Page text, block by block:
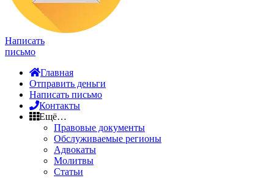
Написать
письмо
Главная
Отправить деньги
Написать письмо
Контакты
Ещё…
Правовые документы
Обслуживаемые регионы
Адвокаты
Молитвы
Статьи